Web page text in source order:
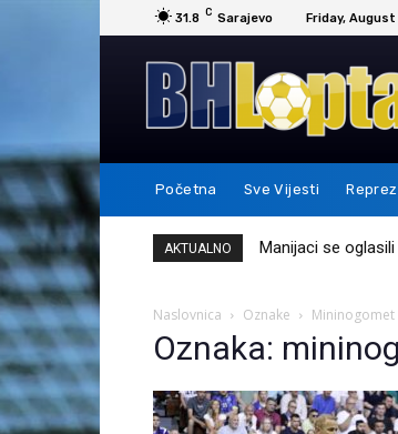
31.8 C Sarajevo Friday, August
Početna Sve Vijesti
AKTUALNO Manijaci se
Naslovnica Oznake Mininogomet
Oznaka: